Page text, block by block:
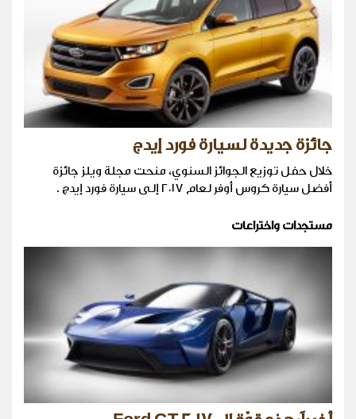
جائزة جديدة لسيارة فورد إيدج
خلال حفل توزيع الجوائز السنوي، منحت مجلة ويلز جائزة
أفضل سيارة كروس أوفر لعام ٢٠١٧ إلى سيارة فورد إيدج .
مستجدات واختراعات